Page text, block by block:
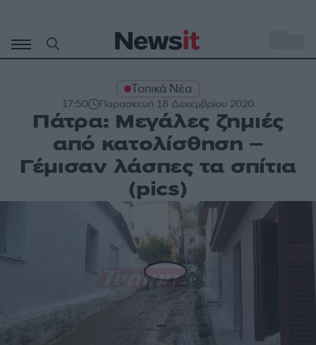
περιεχόμενο
Τοπικά Νέα
17:50 Παρασκευή 18 Δεκεμβρίου 2020
Πάτρα: Μεγάλες ζημιές
από κατολίσθηση –
Γέμισαν λάσπες τα σπίτια
(pics)